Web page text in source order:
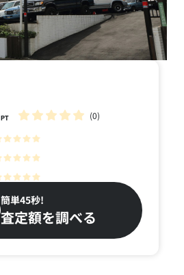
PT (0)
簡単45秒!
査定額を調べる